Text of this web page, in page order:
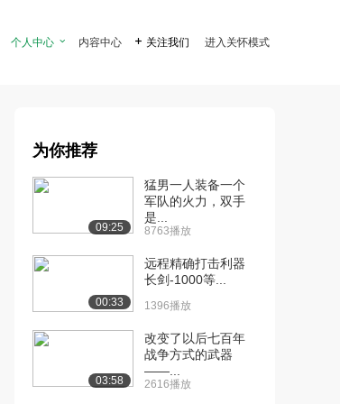
个人中心  内容中心  关注我们 进入关怀模式
为你推荐
09:25
猛男一人装备一个
军队的火力，双手
是...
8763播放
00:33
远程精确打击利器
长剑-1000等...
1396播放
03:58
改变了以后七百年
战争方式的武器
——...
2616播放